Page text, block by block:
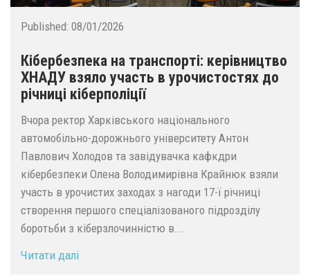
Published: 08/01/2026
Кібербезпека на транспорті: керівництво
ХНАДУ взяло участь в урочистостях до
річниці кіберполіції
Вчора ректор Харківського національного
автомобільно-дорожнього університету Антон
Павлович Холодов та завідувачка кафкдри
кібербезпеки Олена Володимирівна Крайнюк взяли
участь в урочистих заходах з нагоди 17-ї річниці
створення першого спеціалізованого підрозділу
боротьби з кіберзлочинністю в...
Читати далі